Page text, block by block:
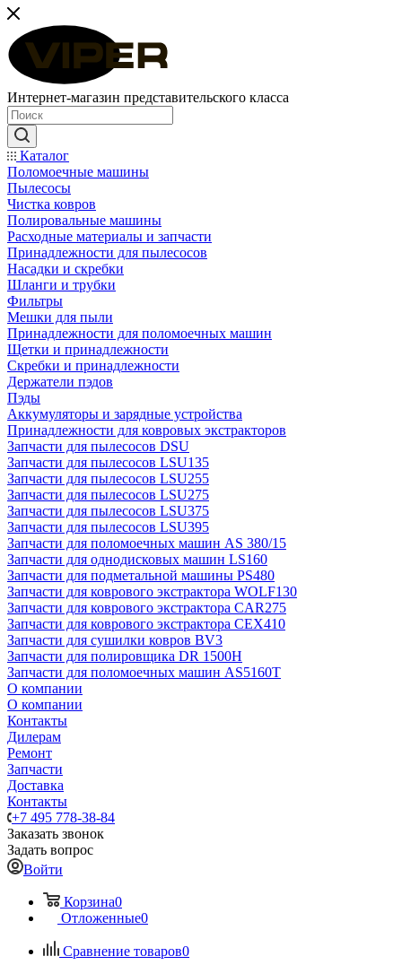
Интернет-магазин представительского класса
Каталог
Поломоечные машины
Пылесосы
Чистка ковров
Полировальные машины
Расходные материалы и запчасти
Принадлежности для пылесосов
Насадки и скребки
Шланги и трубки
Фильтры
Мешки для пыли
Принадлежности для поломоечных машин
Щетки и принадлежности
Скребки и принадлежности
Держатели пэдов
Пэды
Аккумуляторы и зарядные устройства
Принадлежности для ковровых экстракторов
Запчасти для пылесосов DSU
Запчасти для пылесосов LSU135
Запчасти для пылесосов LSU255
Запчасти для пылесосов LSU275
Запчасти для пылесосов LSU375
Запчасти для пылесосов LSU395
Запчасти для поломоечных машин AS 380/15
Запчасти для однодисковых машин LS160
Запчасти для подметальной машины PS480
Запчасти для коврового экстрактора WOLF130
Запчасти для коврового экстрактора CAR275
Запчасти для коврового экстрактора CEX410
Запчасти для сушилки ковров BV3
Запчасти для полировщика DR 1500H
Запчасти для поломоечных машин AS5160T
О компании
О компании
Контакты
Дилерам
Ремонт
Запчасти
Доставка
Контакты
+7 495 778-38-84
Заказать звонок
Задать вопрос
Войти
Корзина0
Отложенные0
Сравнение товаров0